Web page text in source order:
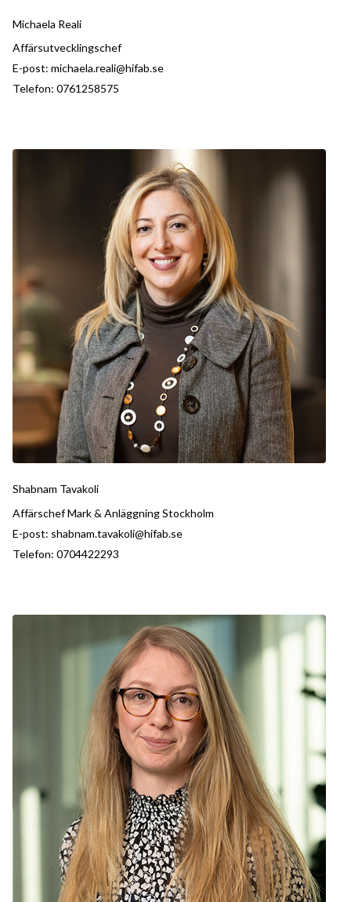
Michaela Reali
Affärsutvecklingschef
E-post: michaela.reali@hifab.se
Telefon: 0761258575
Shabnam Tavakoli
Affärschef Mark & Anläggning Stockholm
E-post: shabnam.tavakoli@hifab.se
Telefon: 0704422293